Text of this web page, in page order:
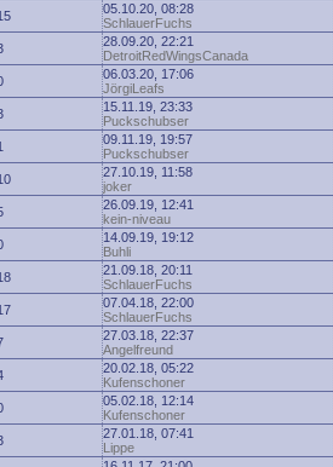
05.10.20, 08:28
SchlauerFuchs
28.09.20, 22:21
DetroitRedWingsCanada
06.03.20, 17:06
JörgiLeafs
15.11.19, 23:33
Puckschubser
09.11.19, 19:57
Puckschubser
27.10.19, 11:58
joker
26.09.19, 12:41
kein-niveau
14.09.19, 19:12
Buhli
21.09.18, 20:11
SchlauerFuchs
07.04.18, 22:00
SchlauerFuchs
27.03.18, 22:37
Angelfreund
20.02.18, 05:22
Kufenschoner
05.02.18, 12:14
Kufenschoner
27.01.18, 07:41
Lippe